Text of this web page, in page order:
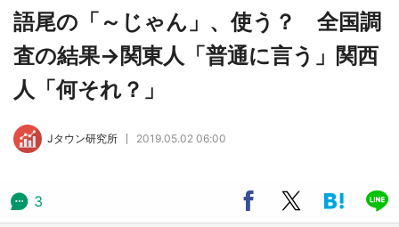
地域×二次元 絶景 あの時はありがとう 物語がはじ
アニメ『はたらく細胞』と神奈川県の3度目コ
ラボ 作品の世界観通じて「小児がん」学べる
語尾の「～じゃん」、使う？ 全国調
査の結果→関東人「普通に言う」関西
人「何それ？」
Jタウン研究所 2019.05.02 06:00
3